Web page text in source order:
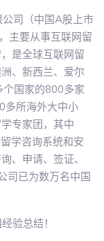
司（中国A股上市
主要从事互联网留
是全球互联网留
、新西兰、爱尔
国家的800多家
多所海外大中小
专家团，其中
学咨询系统和安
、申请、签证、
司已为数万名中国